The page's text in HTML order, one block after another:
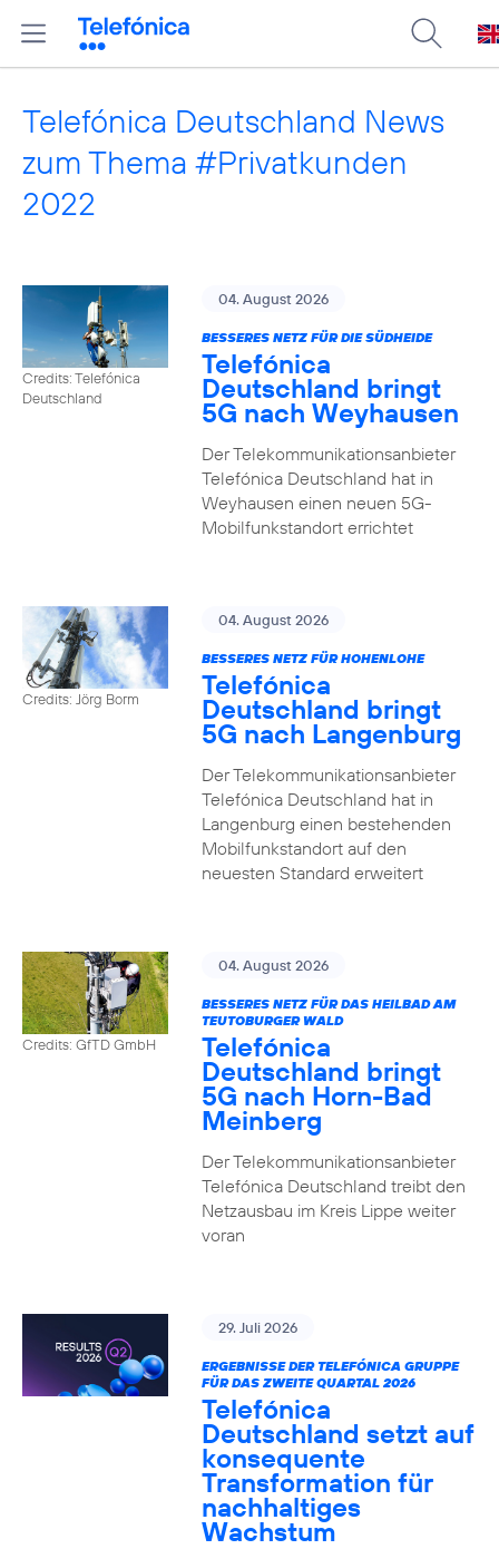
Telefónica Deutschland News
zum Thema #Privatkunden
2022
Credits: Telefónica
Deutschland
04. August 2026
BESSERES NETZ FÜR DIE SÜDHEIDE
Telefónica
Deutschland bringt
5G nach Weyhausen
Der Telekommunikationsanbieter
Telefónica Deutschland hat in
Weyhausen einen neuen 5G-
Mobilfunkstandort errichtet
Credits: Jörg Borm
04. August 2026
BESSERES NETZ FÜR HOHENLOHE
Telefónica
Deutschland bringt
5G nach Langenburg
Der Telekommunikationsanbieter
Telefónica Deutschland hat in
Langenburg einen bestehenden
Mobilfunkstandort auf den
neuesten Standard erweitert
Credits: GfTD GmbH
04. August 2026
BESSERES NETZ FÜR DAS HEILBAD AM
TEUTOBURGER WALD
Telefónica
Deutschland bringt
5G nach Horn-Bad
Meinberg
Der Telekommunikationsanbieter
Telefónica Deutschland treibt den
Netzausbau im Kreis Lippe weiter
voran
29. Juli 2026
ERGEBNISSE DER TELEFÓNICA GRUPPE
FÜR DAS ZWEITE QUARTAL 2026
Telefónica
Deutschland setzt auf
konsequente
Transformation für
nachhaltiges
Wachstum